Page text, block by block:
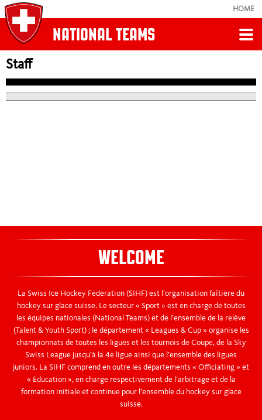
HOME
NATIONAL TEAMS
Retour
U20
Staff
WELCOME
La Swiss Ice Hockey Federation (SIHF) est l’organisation faîtière du
hockey sur glace suisse. Le secteur « Sport » est en charge de toutes
les équipes nationales (National Teams) et de l’ensemble de la relève
(Talent & Youth Sport) ; le département « Leagues & Cup » organise les
championnats de toutes les ligues et les tournois de Coupe, de la Sky
Swiss League jusqu’à la 4e ligue ainsi que l’ensemble des ligues
juniors. La SIHF comprend en outre les départements « Officiating » et
« Education », en charge respectivement de l’arbitrage et de la
formation initiale et continue pour l’ensemble du hockey sur glace
suisse.